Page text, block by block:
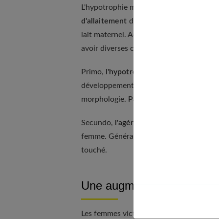
L'hypotrophie mammaire touche
d'allaitement dans certains cas. En
lait maternel. Actuellement, nous
avoir diverses causes.
Primo, l'hypotrophie modérée
développement de la glande
morphologie. Parfois, elle s'accompagne
Secundo, l'agénésie ou l'aplasie
femme. Généralement, les deux seins
touché.
Une augmentation
Les femmes victimes de l'hypotrophie